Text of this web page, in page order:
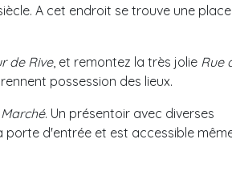
A cet endroit se trouve une
de Rive, et remontez la très jolie Rue
possession des lieux.
. Un présentoir avec diverses
d'entrée et est accessible